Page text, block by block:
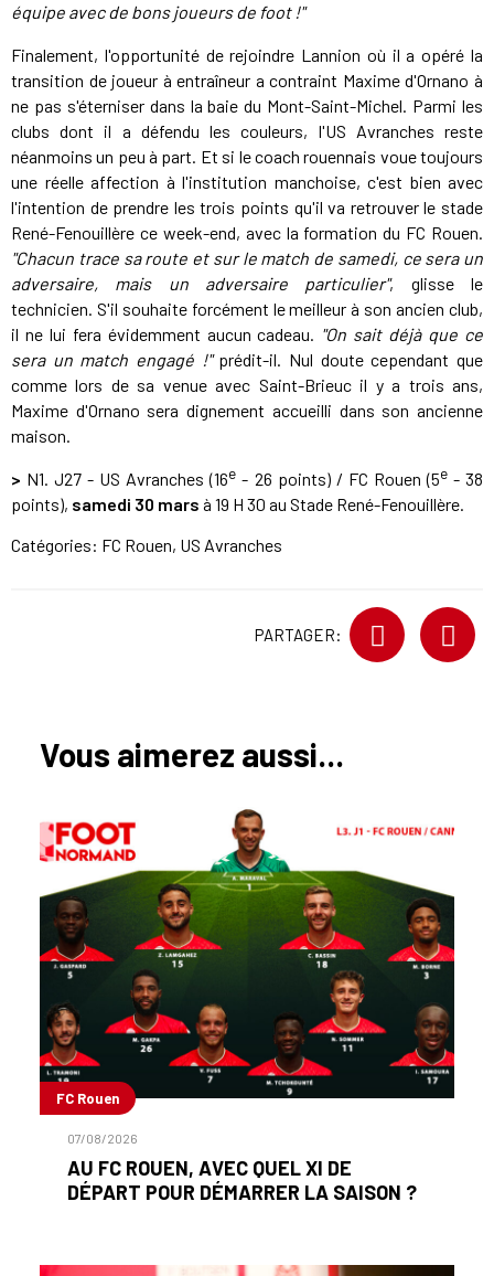
équipe avec de bons joueurs de foot !"
Finalement, l'opportunité de rejoindre Lannion où il a opéré la
transition de joueur à entraîneur a contraint Maxime d'Ornano à
ne pas s'éterniser dans la baie du Mont-Saint-Michel. Parmi les
clubs dont il a défendu les couleurs, l'US Avranches reste
néanmoins un peu à part. Et si le coach rouennais voue toujours
une réelle affection à l'institution manchoise, c'est bien avec
l'intention de prendre les trois points qu'il va retrouver le stade
René-Fenouillère ce week-end, avec la formation du FC Rouen.
"Chacun trace sa route et sur le match de samedi, ce sera un
adversaire, mais un adversaire particulier", glisse le
technicien. S'il souhaite forcément le meilleur à son ancien club,
il ne lui fera évidemment aucun cadeau. "On sait déjà que ce
sera un match engagé !"prédit-il. Nul doute cependant que
comme lors de sa venue avec Saint-Brieuc il y a trois ans,
Maxime d'Ornano sera dignement accueilli dans son ancienne
maison.
> N1. J27 - US Avranches (16e - 26 points) / FC Rouen (5e- 38
points), samedi 30 mars à 19 H 30 au Stade René-Fenouillère.
Catégories: FC Rouen, US Avranches
PARTAGER:
Vous aimerez aussi...
FC Rouen
07/08/2026
AU FC ROUEN, AVEC QUEL XI DE
DÉPART POUR DÉMARRER LA SAISON ?